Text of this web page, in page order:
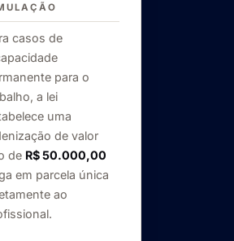
casos de
para o
a lei
uma
de valor
de R$ 50.000,00
em parcela única
ao